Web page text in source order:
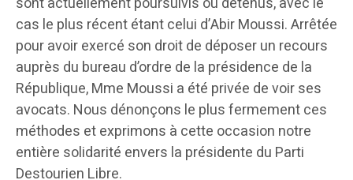
cas le plus récent étant celui d’Abir Moussi. Arrêtée
pour avoir exercé son droit de déposer un recours
auprès du bureau d’ordre de la présidence de la
République, Mme Moussi a été privée de voir ses
avocats. Nous dénonçons le plus fermement ces
méthodes et exprimons à cette occasion notre
entière solidarité envers la présidente du Parti
Destourien Libre.